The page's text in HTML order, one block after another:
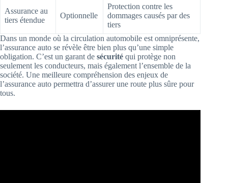
Assurance au
tiers étendue
Optionnelle
Protection contre les
dommages causés par des
tiers
Dans un monde où la circulation automobile est omniprésente,
l’assurance auto se révèle être bien plus qu’une simple
obligation. C’est un garant de sécurité qui protège non
seulement les conducteurs, mais également l’ensemble de la
société. Une meilleure compréhension des enjeux de
l’assurance auto permettra d’assurer une route plus sûre pour
tous.